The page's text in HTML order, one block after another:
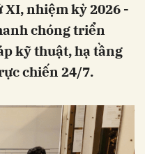
XI, nhiệm kỳ 2026 -
chóng triển
kỹ thuật, hạ tầng
chiến 24/7.